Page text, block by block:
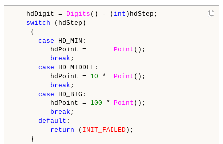
hdDigit = Digits () - ( int )hdStep;
switch (hdStep)
{
case HD_MIN:
hdPoint = Point ();
break ;
case HD_MIDDLE:
hdPoint = 10 * Point ();
break ;
case HD_BIG:
hdPoint = 100 * Point ();
break ;
default :
return ( INIT_FAILED );